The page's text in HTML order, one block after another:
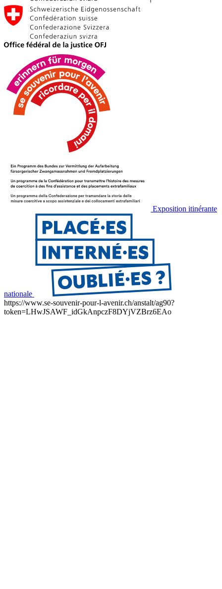
Exposition itinérante
nationale
https://www.se-souvenir-pour-l-avenir.ch/anstalt/ag90?
token=LHwJSAWF_idGkAnpczF8DYjVZBrz6EAo